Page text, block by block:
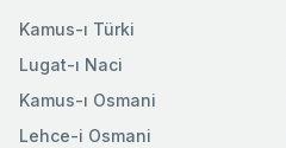
Kamus-ı Türki
Lugat-ı Naci
Kamus-ı Osmani
Lehce-i Osmani